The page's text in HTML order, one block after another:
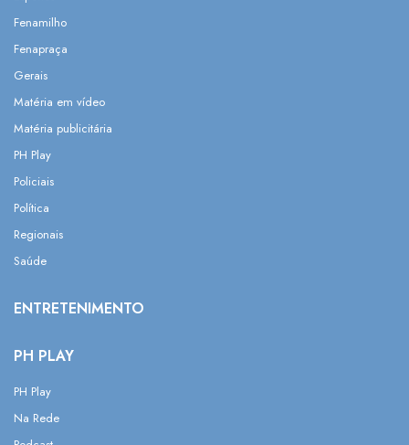
Fenamilho
Fenapraça
Gerais
Matéria em vídeo
Matéria publicitária
PH Play
Policiais
Política
Regionais
Saúde
ENTRETENIMENTO
PH PLAY
PH Play
Na Rede